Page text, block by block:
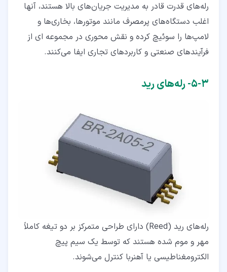
رله‌های قدرت قادر به مدیریت جریان‌های بالا هستند، آنها
اغلب دستگاه‌های پرمصرف مانند موتورها، بخاری‌ها و
لامپ‌ها را سوئیچ کرده و نقش محوری در مجموعه‌ ای از
فرآیندهای صنعتی و کاربردهای تجاری ایفا می‌کنند.
۳‏-‏۵‏- رله‌های رید
رله‌های رید (Reed) دارای طراحی متمرکز بر دو تیغه‌ کاملاً
مهر و موم شده هستند که توسط یک سیم‌ پیچ
الکترومغناطیسی یا آهنربا کنترل می‌شوند.